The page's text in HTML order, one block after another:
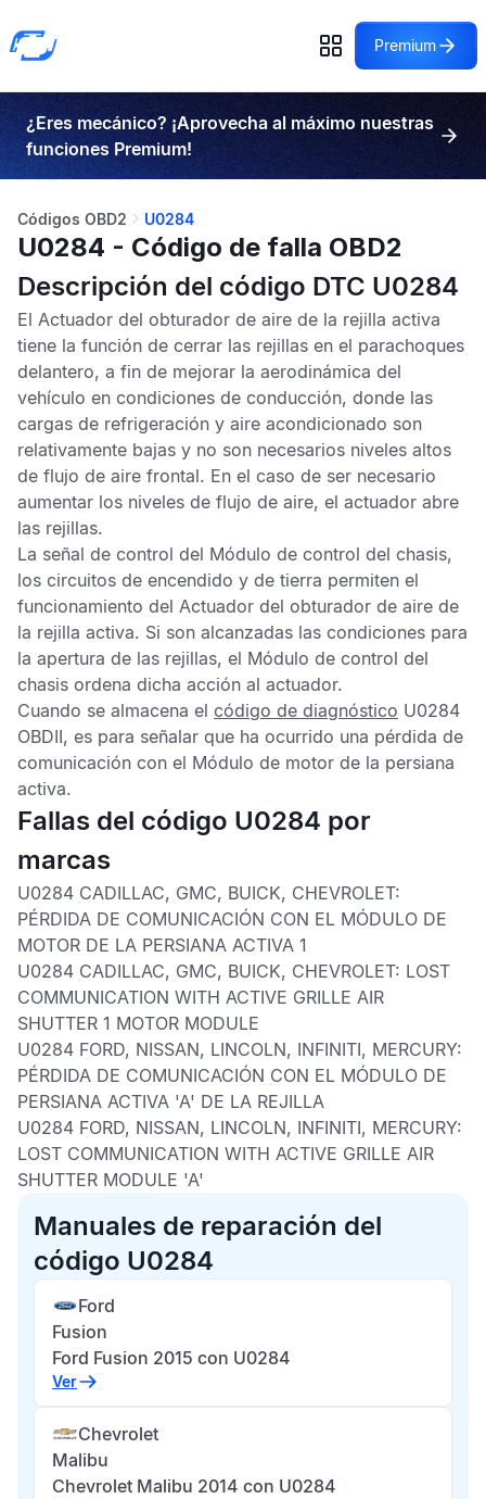
Premium
¿Eres mecánico? ¡Aprovecha al máximo nuestras
funciones Premium!
Códigos OBD2 U0284
U0284 - Código de falla OBD2
Descripción del código DTC U0284
El Actuador del obturador de aire de la rejilla activa
tiene la función de cerrar las rejillas en el parachoques
delantero, a fin de mejorar la aerodinámica del
vehículo en condiciones de conducción, donde las
cargas de refrigeración y aire acondicionado son
relativamente bajas y no son necesarios niveles altos
de flujo de aire frontal. En el caso de ser necesario
aumentar los niveles de flujo de aire, el actuador abre
las rejillas.
La señal de control del Módulo de control del chasis,
los circuitos de encendido y de tierra permiten el
funcionamiento del Actuador del obturador de aire de
la rejilla activa. Si son alcanzadas las condiciones para
la apertura de las rejillas, el Módulo de control del
chasis ordena dicha acción al actuador.
Cuando se almacena el código de diagnóstico U0284
OBDII, es para señalar que ha ocurrido una pérdida de
comunicación con el Módulo de motor de la persiana
activa.
Fallas del código U0284 por
marcas
U0284 CADILLAC, GMC, BUICK, CHEVROLET:
PÉRDIDA DE COMUNICACIÓN CON EL MÓDULO DE
MOTOR DE LA PERSIANA ACTIVA 1
U0284 CADILLAC, GMC, BUICK, CHEVROLET: LOST
COMMUNICATION WITH ACTIVE GRILLE AIR
SHUTTER 1 MOTOR MODULE
U0284 FORD, NISSAN, LINCOLN, INFINITI, MERCURY:
PÉRDIDA DE COMUNICACIÓN CON EL MÓDULO DE
PERSIANA ACTIVA 'A' DE LA REJILLA
U0284 FORD, NISSAN, LINCOLN, INFINITI, MERCURY:
LOST COMMUNICATION WITH ACTIVE GRILLE AIR
SHUTTER MODULE 'A'
Manuales de reparación del
código U0284
Ford
Fusion
Ford Fusion 2015 con U0284
Ver
Chevrolet
Malibu
Chevrolet Malibu 2014 con U0284